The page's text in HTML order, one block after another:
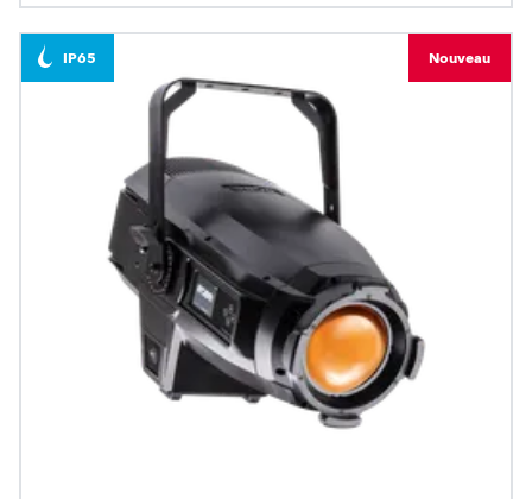
IP65 Nouveau